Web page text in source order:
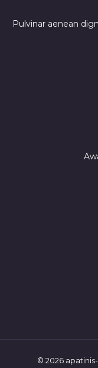
Pulvinar aenean
© 2026